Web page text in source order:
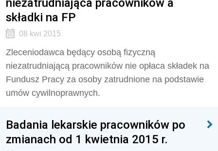
składki na FP
08 kwi 2015
Zleceniodawca będący osobą fizyczną
niezatrudniającą pracowników nie opłaca składek na
Fundusz Pracy za osoby zatrudnione na podstawie
umów cywilnoprawnych.
Badania lekarskie pracowników po
zmianach od 1 kwietnia 2015 r.